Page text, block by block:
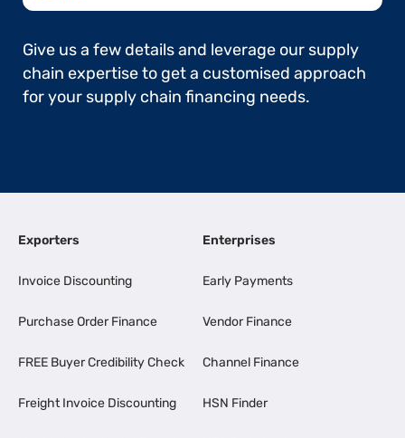
Give us a few details and leverage our supply
chain expertise to get a customised approach
for your supply chain financing needs.
Exporters
Invoice Discounting
Purchase Order Finance
FREE Buyer Credibility Check
Freight Invoice Discounting
Enterprises
Early Payments
Vendor Finance
Channel Finance
HSN Finder